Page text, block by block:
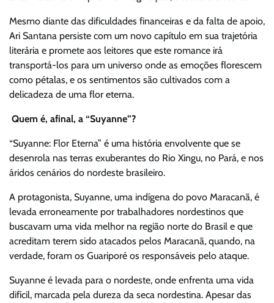
Mesmo diante das dificuldades financeiras e da falta de apoio,
Ari Santana persiste com um novo capítulo em sua trajetória
literária e promete aos leitores que este romance irá
transportá-los para um universo onde as emoções florescem
como pétalas, e os sentimentos são cultivados com a
delicadeza de uma flor eterna.
Quem é, afinal, a “Suyanne”?
“Suyanne: Flor Eterna” é uma história envolvente que se
desenrola nas terras exuberantes do Rio Xingu, no Pará, e nos
áridos cenários do nordeste brasileiro.
A protagonista, Suyanne, uma indígena do povo Maracanã, é
levada erroneamente por trabalhadores nordestinos que
buscavam uma vida melhor na região norte do Brasil e que
acreditam terem sido atacados pelos Maracanã, quando, na
verdade, foram os Guariporé os responsáveis pelo ataque.
Suyanne é levada para o nordeste, onde enfrenta uma vida
difícil, marcada pela dureza da seca nordestina. Apesar das